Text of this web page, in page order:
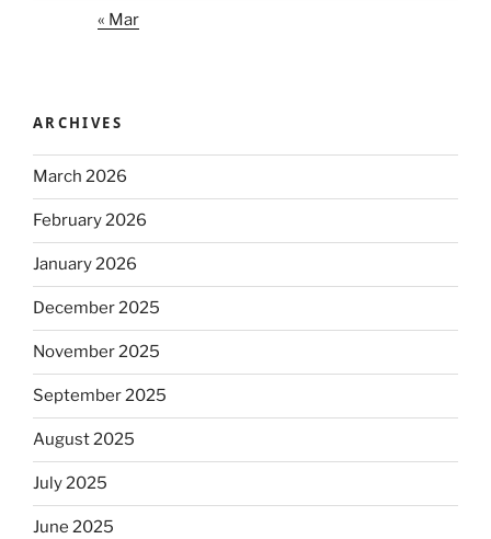
« Mar
ARCHIVES
March 2026
February 2026
January 2026
December 2025
November 2025
September 2025
August 2025
July 2025
June 2025